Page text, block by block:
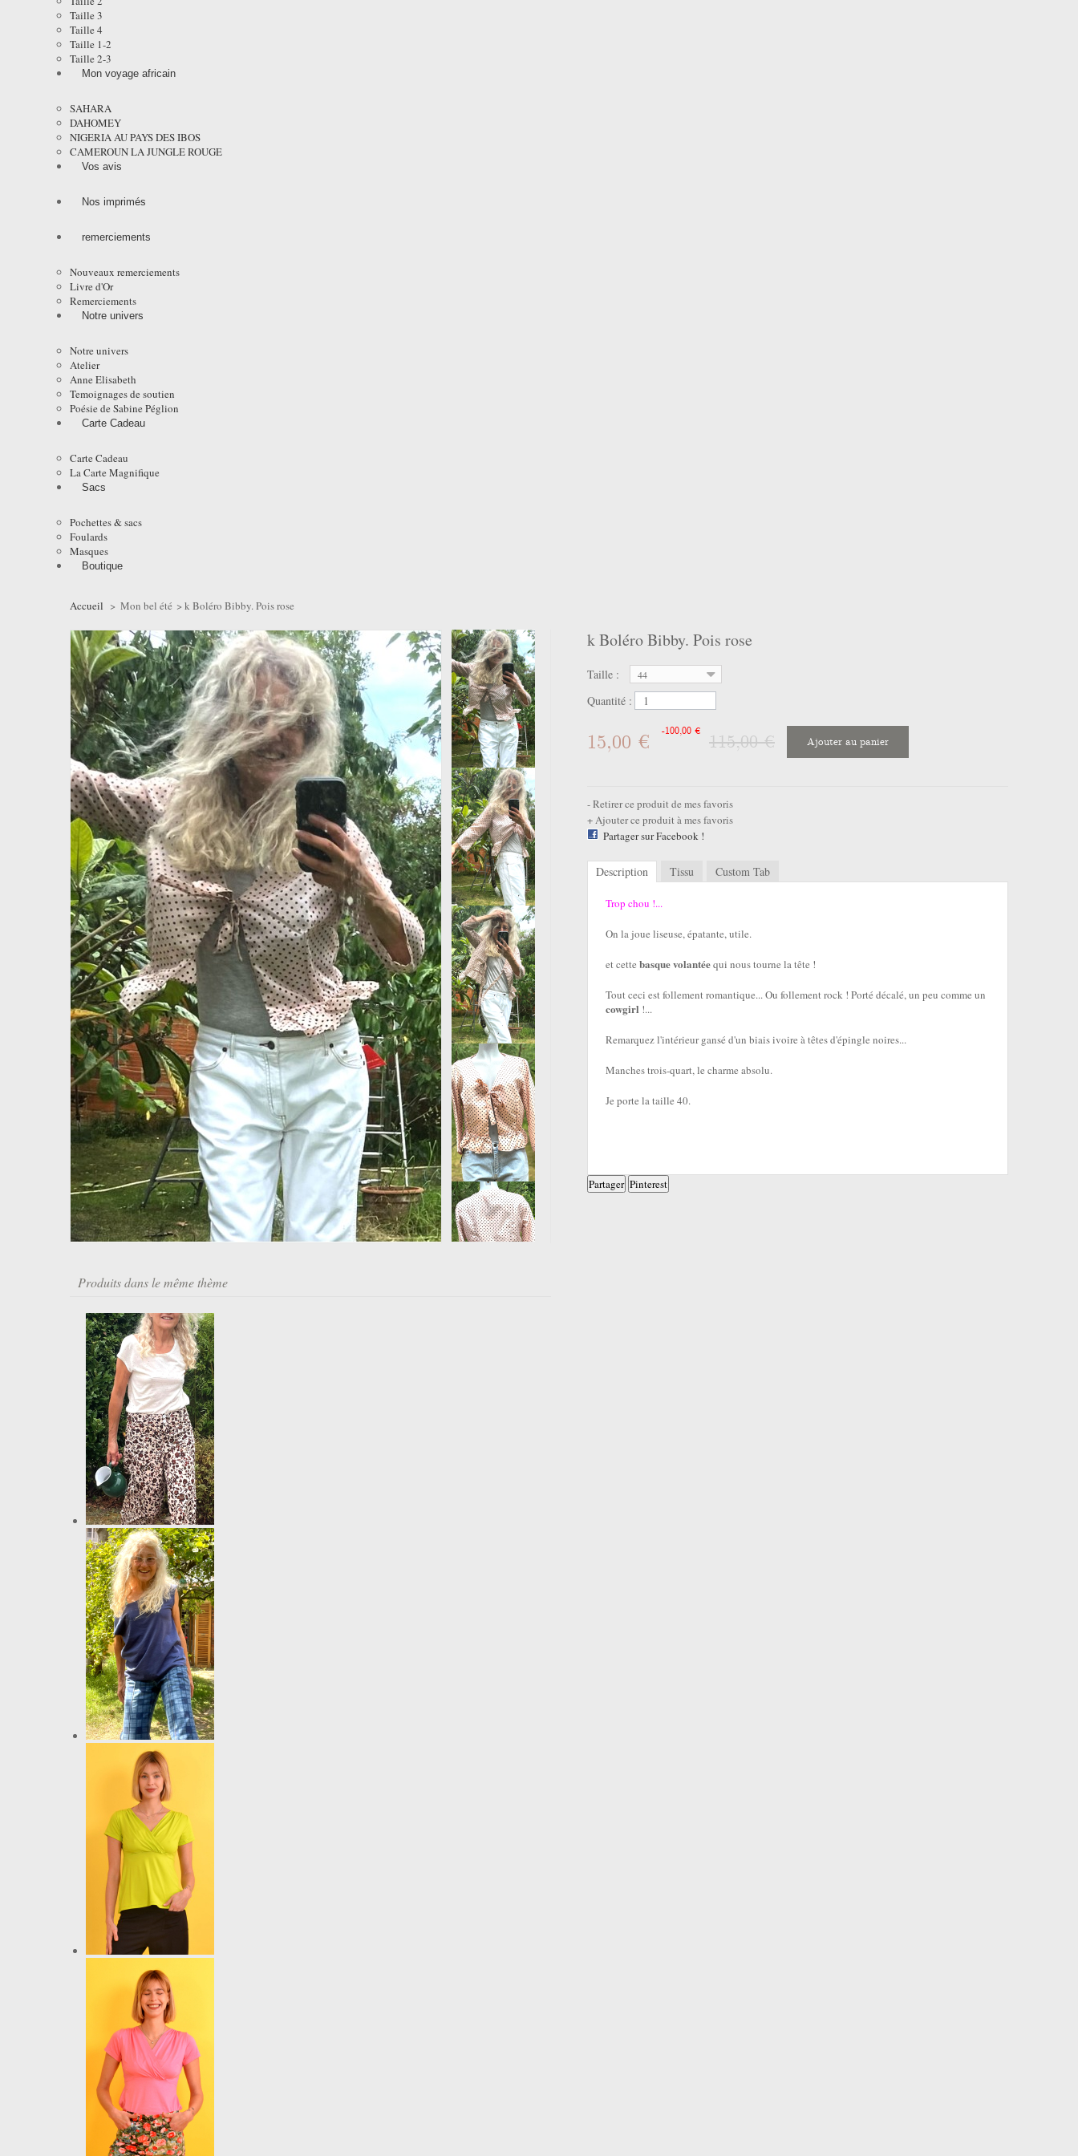
Taille 3
Taille 4
Taille 1-2
Taille 2-3
Mon voyage africain
SAHARA
DAHOMEY
NIGERIA AU PAYS DES IBOS
CAMEROUN LA JUNGLE ROUGE
Vos avis
Nos imprimés
remerciements
Nouveaux remerciements
Livre d'Or
Remerciements
Notre univers
Notre univers
Atelier
Anne Elisabeth
Temoignages de soutien
Poésie de Sabine Péglion
Carte Cadeau
Carte Cadeau
La Carte Magnifique
Sacs
Pochettes & sacs
Foulards
Masques
Boutique
Accueil > Mon bel été > k Boléro Bibby. Pois rose
Produits dans le même thème
k Boléro Bibby. Pois rose
Taille : 44
Quantité :
15,00 € -100,00 €
115,00 € Ajouter au panier
Retirer ce produit de mes favoris
Ajouter ce produit à mes favoris
Partager sur Facebook !
Description Tissu Custom Tab
Trop chou !...
On la joue liseuse, épatante, utile.
et cette basque volantéequi nous tourne la tête !
Tout ceci est follement romantique... Ou follement rock ! Porté décalé, un peu comme un
cowgirl !...
Remarquez l'intérieur gansé d'un biais ivoire à têtes d'épingle noires...
Manches trois-quart, le charme absolu.
Je porte la taille 40.
Partager Pinterest